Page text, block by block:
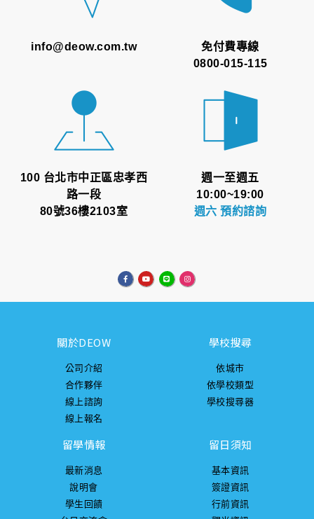
info@deow.com.tw
免付費專線
0800-015-115
100 台北市中正區忠孝西
路一段
80號36樓2103室
週一至週五
10:00~19:00
週六 預約諮詢
關於DEOW
公司介紹
合作夥伴
線上諮詢
線上報名
學校搜尋
依城市
依學校類型
學校搜尋器
留學情報
最新消息
說明會
學生回饋
留日須知
基本資訊
簽證資訊
行前資訊